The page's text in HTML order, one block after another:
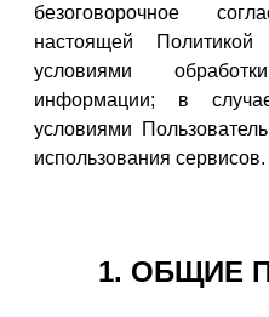
безоговорочное
настоящей
условиями
информации; в
условиями
использования сервисов.
1. ОБЩИЕ